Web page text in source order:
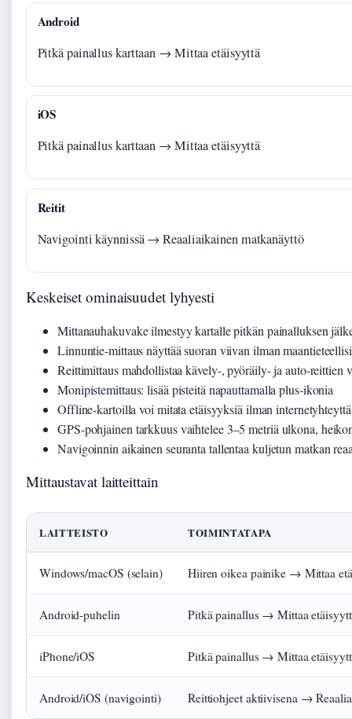
Android
Pitkä painallus karttaan → Mittaa etäisyyttä
iOS
Pitkä painallus karttaan → Mittaa etäisyyttä
Reitit
Navigointi käynnissä → Reaaliaikainen matkanäyttö
Keskeiset ominaisuudet lyhyesti
Mittanauhakuvake ilmestyy kartalle pitkän painalluksen
Linnuntie-mittaus näyttää suoran viivan ilman
Reittimittaus mahdollistaa kävely-, pyöräily- ja auto-reittien
Monipistemittaus: lisää pisteitä napauttamalla plus-ikonia
Offline-kartoilla voi mitata etäisyyksiä ilman
GPS-pohjainen tarkkuus vaihtelee 3–5 metriä ulkona,
Navigoinnin aikainen seuranta tallentaa kuljetun matkan
Mittaustavat laitteittain
LAITTEISTO TOIMINTATAPA
Windows/macOS (selain) Hiiren oikea painike → Mittaa
Android-puhelin Pitkä painallus → Mittaa
iPhone/iOS Pitkä painallus → Mittaa
Android/iOS (navigointi) Reittiohjeet aktiivisena →